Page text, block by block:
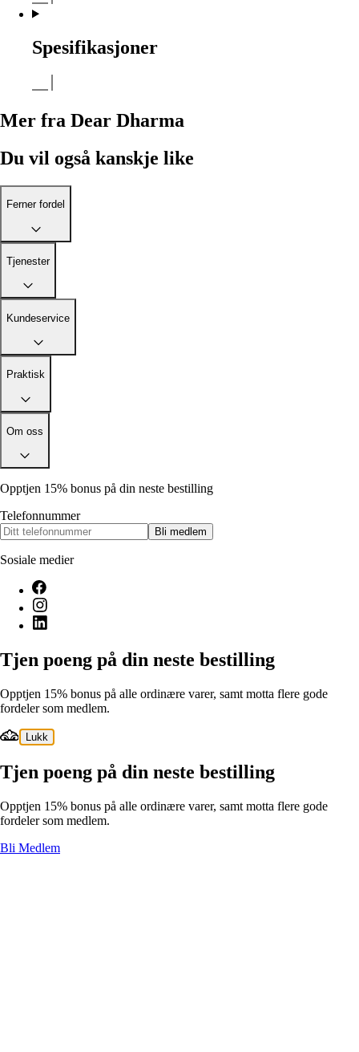
Spesifikasjoner
Mer fra Dear Dharma
Du vil også kanskje like
Ferner fordel
Tjenester
Kundeservice
Praktisk
Om oss
Opptjen 15% bonus på din neste bestilling
Telefonnummer
Bli medlem
Sosiale medier
Tjen poeng på din neste bestilling
Opptjen 15% bonus på alle ordinære varer, samt motta flere gode
fordeler som medlem.
Lukk
Tjen poeng på din neste bestilling
Opptjen 15% bonus på alle ordinære varer, samt motta flere gode
fordeler som medlem.
Bli Medlem